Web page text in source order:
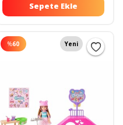
Sepete Ekle
%60 Yeni